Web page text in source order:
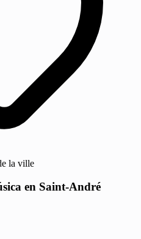
la ville
en Saint-André